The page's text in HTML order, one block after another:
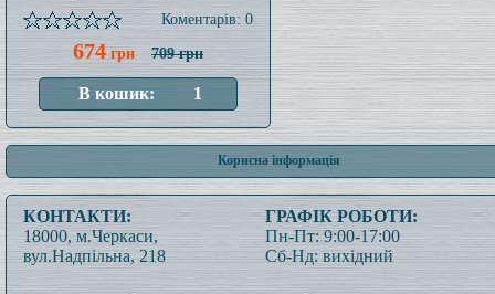
Коментарів: 0
674грн 709 грн
Корисна інформація
КОНТАКТИ:
18000, м.Черкаси,
вул.Надпільна, 218
ГРАФІК РОБОТИ:
Пн-Пт: 9:00-17:00
Сб-Нд: вихідний